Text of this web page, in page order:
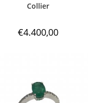
Collier
€4.400,00